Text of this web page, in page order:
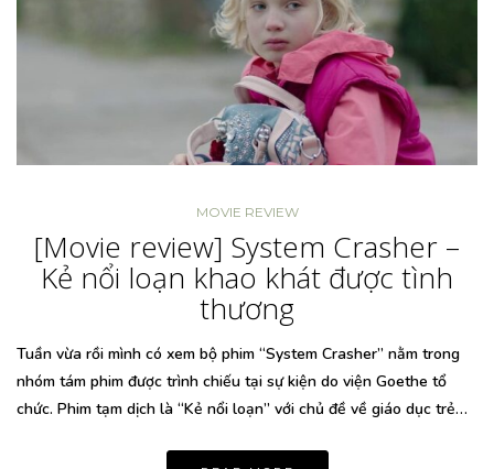
MOVIE REVIEW
[Movie review] System Crasher –
Kẻ nổi loạn khao khát được tình
thương
Tuần vừa rồi mình có xem bộ phim “System Crasher” nằm trong
nhóm tám phim được trình chiếu tại sự kiện do viện Goethe tổ
chức. Phim tạm dịch là “Kẻ nổi loạn” với chủ đề về giáo dục trẻ…